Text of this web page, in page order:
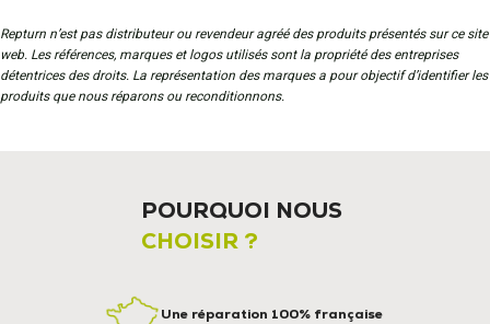
Repturn n’est pas distributeur ou revendeur agréé des produits présentés sur ce site
web. Les références, marques et logos utilisés sont la propriété des entreprises
détentrices des droits. La représentation des marques a pour objectif d’identifier les
produits que nous réparons ou reconditionnons.
POURQUOI NOUS
CHOISIR ?
Une réparation 100% française